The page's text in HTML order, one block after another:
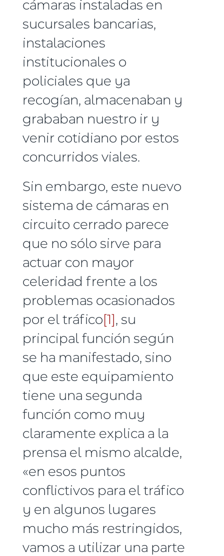
cámaras instaladas en
sucursales bancarias,
instalaciones
institucionales o
policiales que ya
recogían, almacenaban y
grababan nuestro ir y
venir cotidiano por estos
concurridos viales.
Sin embargo, este nuevo
sistema de cámaras en
circuito cerrado parece
que no sólo sirve para
actuar con mayor
celeridad frente a los
problemas ocasionados
por el tráfico[1], su
principal función según
se ha manifestado, sino
que este equipamiento
tiene una segunda
función como muy
claramente explica a la
prensa el mismo alcalde,
«en esos puntos
conflictivos para el tráfico
y en algunos lugares
mucho más restringidos,
vamos a utilizar una parte